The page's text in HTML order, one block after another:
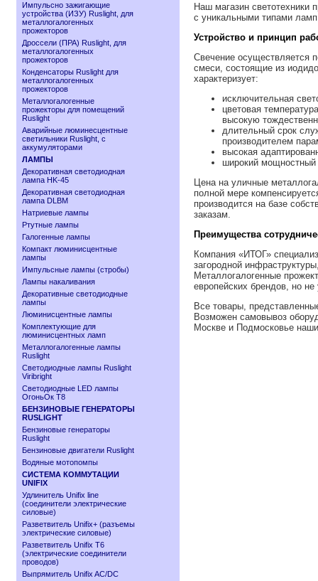
Импульсно зажигающие
устройства (ИЗУ) Ruslight, для
металлогалогенных
прожекторов
Дроссели (ПРА) Ruslight, для
металлогалогенных
прожекторов
Конденсаторы Ruslight для
металлогалогенных
прожекторов
Металлогалогенные
прожекторы для помещений
Ruslight
Аварийные люминесцентные
светильники Ruslight, с
аккумуляторами
ЛАМПЫ
Декоративная светодиодная
лампа HK-45
Декоративная светодиодная
лампа DLBM
Натриевые лампы
Ртутные лампы
Галогенные лампы
Компакт люминисцентные
лампы
Импульсные лампы (стробы)
Лампы накаливания
Декоративные светодиодные
лампы
Люминисцентные лампы
Комплектующие для
люминисцентных ламп
Металлогалогенные лампы
Ruslight
Светодиодные лампы Ruslight
Viribright
Cветодиодные LED лампы
ОгоньОк Т8
БЕНЗИНОВЫЕ ГЕНЕРАТОРЫ
RUSLIGHT
Бензиновые генераторы
Ruslight
Бензиновые двигатели Ruslight
Водяные мотопомпы
СИСТЕМА КОММУТАЦИИ
UNIFIX
Удлинитель Unifix line
(соединители электрические
силовые)
Разветвитель Unifix+ (разъемы
электрические силовые)
Разветвитель Unifix T6
(электрические соединители
проводов)
Выпрямитель Unifix AC/DC
Наш магазин светотехники
с уникальными типами
Устройство и принцип
Свечение осуществляется
смеси, состоящие из
характеризует:
исключительная
цветовая
высокую
длительный срок
производителем
высокая
широкий мощностный
Цена на уличные
полной мере
производится на базе
заказам.
Преимущества
Компания «ИТОГ»
загородной
Металлогалогенные
европейских брендов, но
Все товары,
Возможен самовывоз
Москве и Подмосковье